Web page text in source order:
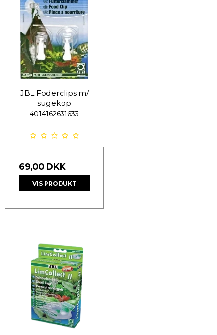
JBL Foderclips m/
sugekop
4014162631633
69,00 DKK
VIS PRODUKT